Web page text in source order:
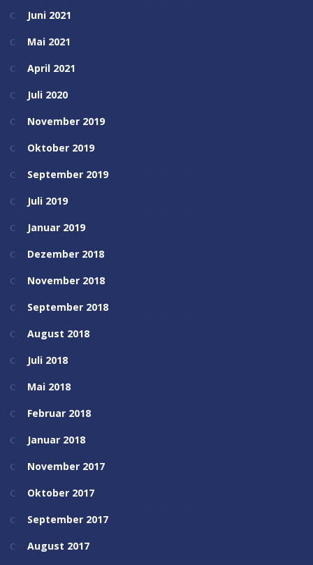
Juni 2021
Mai 2021
April 2021
Juli 2020
November 2019
Oktober 2019
September 2019
Juli 2019
Januar 2019
Dezember 2018
November 2018
September 2018
August 2018
Juli 2018
Mai 2018
Februar 2018
Januar 2018
November 2017
Oktober 2017
September 2017
August 2017